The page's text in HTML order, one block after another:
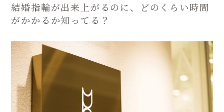
結婚指輪が出来上がるのに、どのくらい時間
がかかるか知ってる？